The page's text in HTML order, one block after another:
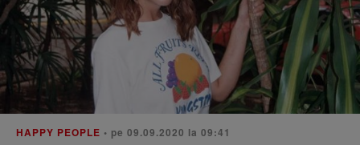
HAPPY PEOPLE • pe 09.09.2020 la 09:41